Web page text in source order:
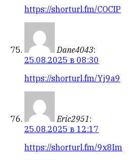
https://shorturl.fm/COCIP
Dane4043:
25.08.2025 в 08:30
https://shorturl.fm/Yj9a9
Eric2951:
25.08.2025 в 12:17
https://shorturl.fm/9x8Im